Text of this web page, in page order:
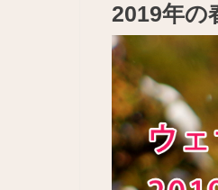
2019年の